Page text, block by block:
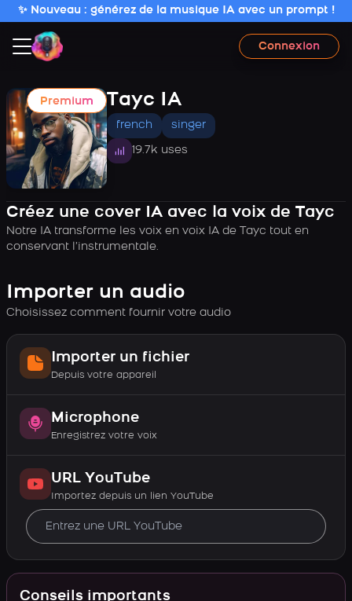
✨ Nouveau : générez de la musique IA avec un prompt !
Connexion
Premium Tayc IA
french singer
19.7k uses
Créez une cover IA avec la voix de Tayc
Notre IA transforme les voix en voix IA de Tayc tout en
conservant l’instrumentale.
Importer un audio
Choisissez comment fournir votre audio
Importer un fichier
Depuis votre appareil
Microphone
Enregistrez votre voix
URL YouTube
Importez depuis un lien YouTube
Conseils importants